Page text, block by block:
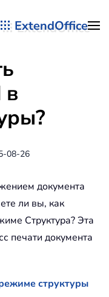
ExtendOffice
в
08-26
документа
ли вы, как
Структура? Эта
печати документа
структуры